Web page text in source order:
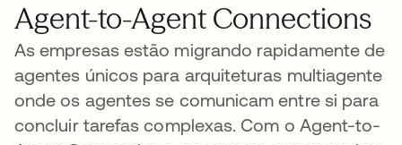
Agent-to-Agent Connections
As empresas estão migrando rapidamente de
agentes únicos para arquiteturas multiagente
onde os agentes se comunicam entre si para
concluir tarefas complexas. Com o Agent-to-